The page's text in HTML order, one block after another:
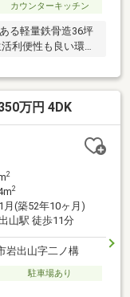
カウンターキッチン
る軽量鉄骨造36坪
利便性も良い環境
万円 4DK
2
2
月(築52年10ヶ月)
山駅 徒歩11分
岩出山字二ノ構
駐車場あり